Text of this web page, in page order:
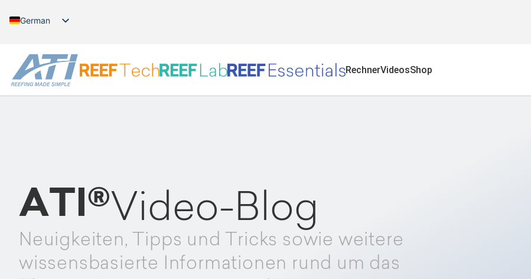
German
RechnerVideosShop
ATI®Video-Blog
Neuigkeiten, Tipps und Tricks sowie weitere
wissensbasierte Informationen rund um das